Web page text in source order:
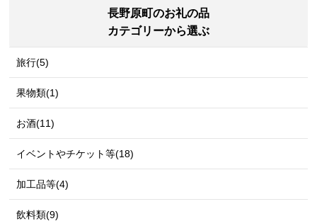
長野原町のお礼の品
カテゴリーから選ぶ
旅行(5)
果物類(1)
お酒(11)
イベントやチケット等(18)
加工品等(4)
飲料類(9)